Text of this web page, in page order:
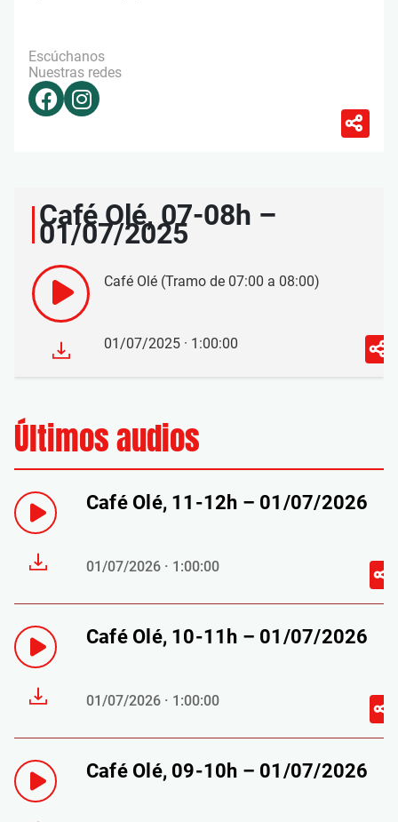
Escúchanos
Nuestras redes
Café Olé, 07-08h –
01/07/2025
Café Olé (Tramo de 07:00 a 08:00)
01/07/2025 · 1:00:00
Últimos audios
Café Olé, 11-12h – 01/07/2026
01/07/2026 · 1:00:00
Café Olé, 10-11h – 01/07/2026
01/07/2026 · 1:00:00
Café Olé, 09-10h – 01/07/2026